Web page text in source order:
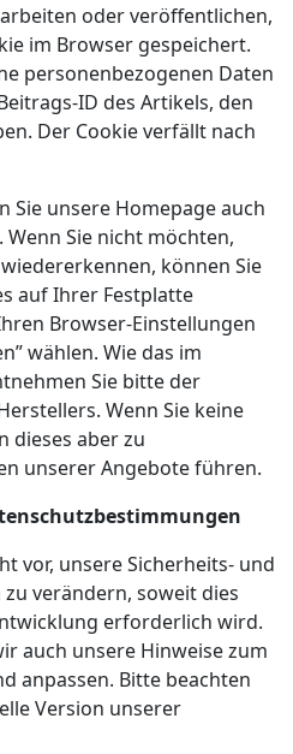
oder veröffentlichen,
im Browser gespeichert.
personenbezogenen Daten
ID des Artikels, den
Der Cookie verfällt nach
Sie unsere Homepage auch
Sie nicht möchten,
können Sie
auf Ihrer Festplatte
Browser-Einstellungen
wählen. Wie das im
Sie bitte der
Wenn Sie keine
dieses aber zu
unserer Angebote führen.
vor, unsere Sicherheits- und
verändern, soweit dies
erforderlich wird.
auch unsere Hinweise zum
anpassen. Bitte beachten
Version unserer